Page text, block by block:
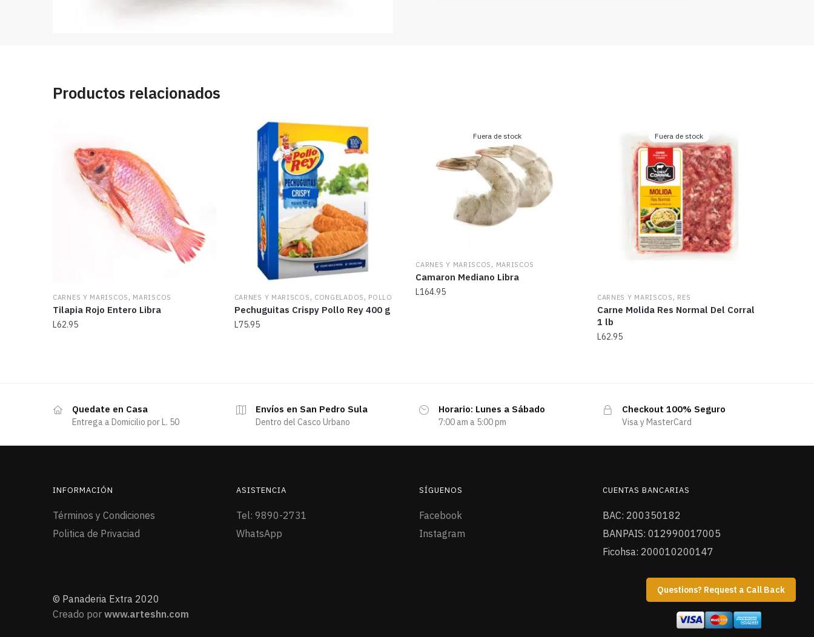
Questions? Request a Call Back
Productos relacionados
CARNES Y MARISCOS , MARISCOS
Tilapia Rojo Entero Libra
L62.95
CARNES Y MARISCOS , CONGELADOS , POLLO
Pechuguitas Crispy Pollo Rey 400 g
L75.95
Fuera de stock
CARNES Y MARISCOS , MARISCOS
Camaron Mediano Libra
L164.95
Fuera de stock
CARNES Y MARISCOS , RES
Carne Molida Res Normal Del Corral
1 lb
L62.95
Quedate en Casa
Entrega a Domicilio por L. 50
Envíos en San Pedro Sula
Dentro del Casco Urbano
Horario: Lunes a Sábado
7:00 am a 5:00 pm
Checkout 100% Seguro
Visa y MasterCard
INFORMACIÓN
Términos y Condiciones
Politica de Privaciad
ASISTENCIA
Tel: 9890-2731
WhatsApp
SÍGUENOS
Facebook
Instagram
CUENTAS BANCARIAS
BAC: 200350182
BANPAIS: 012990017005
Ficohsa: 200010200147
© Panaderia Extra 2020
Creado por www.arteshn.com